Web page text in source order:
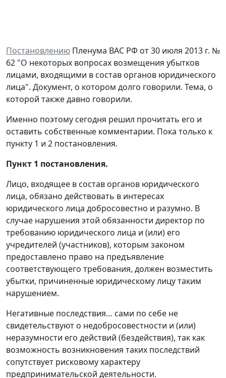
Постановлению Пленума ВАС РФ от 30 июля 2013 г. №
62 "О некоторых вопросах возмещения убытков
лицами, входящими в состав органов юридического
лица". Документ, о котором долго говорили. Тема, о
которой также давно говорили.
Именно поэтому сегодня решил прочитать его и
оставить собственные комментарии. Пока только к
пункту 1 и 2 постановления.
Пункт 1 постановления.
Лицо, входящее в состав органов юридического
лица, обязано действовать в интересах
юридического лица добросовестно и разумно. В
случае нарушения этой обязанности директор по
требованию юридического лица и (или) его
учредителей (участников), которым законом
предоставлено право на предъявление
соответствующего требования, должен возместить
убытки, причиненные юридическому лицу таким
нарушением.
Негативные последствия… сами по себе не
свидетельствуют о недобросовестности и (или)
неразумности его действий (бездействия), так как
возможность возникновения таких последствий
сопутствует рисковому характеру
предпринимательской деятельности.